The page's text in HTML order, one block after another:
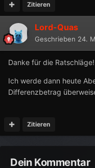
Zitieren
Lord-Quas
Geschrieben 24.
Danke für die Ratschläge!
Ich werde dann heute
Differenzbetrag
Zitieren
Dein Kommentar